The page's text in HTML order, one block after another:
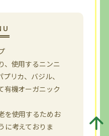
、使用するニンニ
リカ、バジル、
有機オーガニック
を使用するためお
に考えておりま